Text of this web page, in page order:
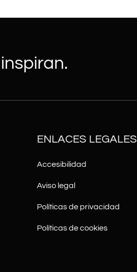
ENLACES LEGALES
Accesibilidad
Aviso legal
Políticas de privacidad
Políticas de cookies